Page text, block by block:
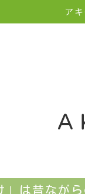
ア
Ａ
」は昔なが